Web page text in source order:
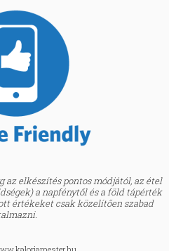
elkészítés pontos módjától, az étel
a napfénytől és a föld tápérték
értékeket csak közelítően szabad